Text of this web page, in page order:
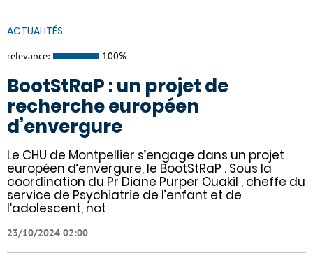
ACTUALITÉS
relevance: 100%
BootStRaP : un projet de
recherche européen
d’envergure
Le CHU de Montpellier s’engage dans un projet
européen d’envergure, le BootStRaP . Sous la
coordination du Pr Diane Purper Ouakil , cheffe du
service de Psychiatrie de l’enfant et de
l’adolescent, not
23/10/2024 02:00